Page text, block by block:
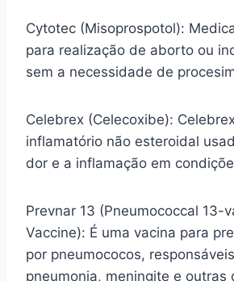
Cytotec (Misoprospotol):
para realização de aborto ou
sem a necessidade de
Celebrex (Celecoxibe):
inflamatório não esteroidal
dor e a inflamação em
Prevnar 13 (Pneumococcal 13-
Vaccine): É uma vacina para
por pneumococos,
pneumonia, meningite e outras